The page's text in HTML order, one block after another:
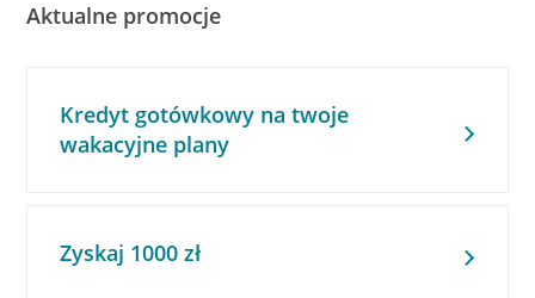
Aktualne promocje
Kredyt gotówkowy na twoje
wakacyjne plany
Zyskaj 1000 zł